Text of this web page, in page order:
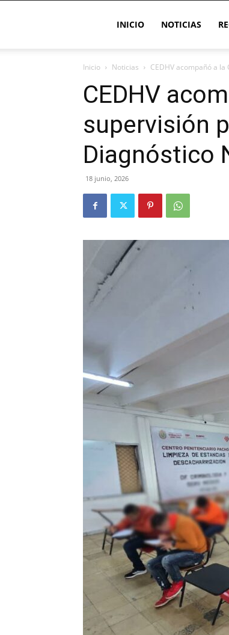
INICIO NOTICIAS
Inicio Noticias CEDHV acompañó a
CEDHV
supervisión
Diagnóstico
18 junio, 2026